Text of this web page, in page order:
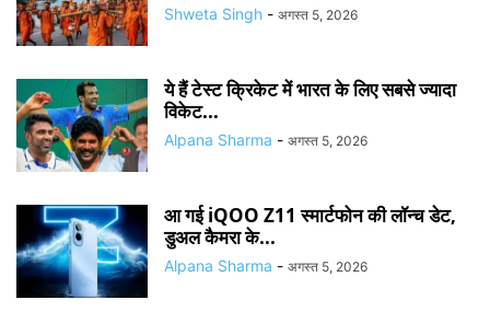
Shweta Singh - अगस्त 5, 2026
ये हैं टेस्ट क्रिकेट में भारत के लिए सबसे ज्यादा
विकेट...
Alpana Sharma - अगस्त 5, 2026
आ गई iQOO Z11 स्मार्टफोन की लॉन्च डेट,
डुअल कैमरा के...
Alpana Sharma - अगस्त 5, 2026